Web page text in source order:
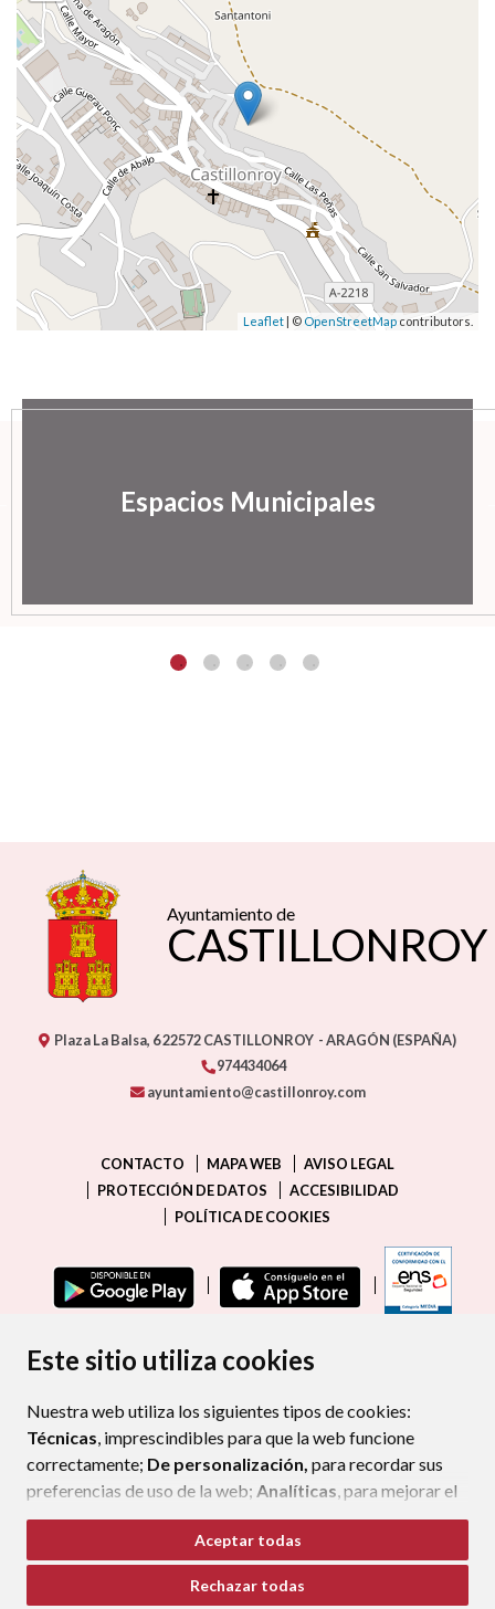
Este sitio utiliza cookies
Nuestra web utiliza los siguientes tipos de cookies:
Técnicas, imprescindibles para que la web funcione
correctamente; De personalización, para recordar sus
preferencias de uso de la web; Analíticas, para mejorar el
funcionamiento de la web y sus servicios.
Si acepta pulsando el botón“Aceptar todas”
consideramos que acepta su uso. Si pulsa el botón
Aceptar todas
Rechazar todas
Leaflet | © OpenStreetMap contributors.
Espacios Municipales
Ayuntamiento de
CASTILLONROY
Plaza La Balsa, 622572CASTILLONROY - ARAGÓN (ESPAÑA)
974434064
ayuntamiento@castillonroy.com
CONTACTO MAPA WEB
AVISO LEGAL
PROTECCIÓN DE DATOS
ACCESIBILIDAD
POLÍTICA DE COOKIES